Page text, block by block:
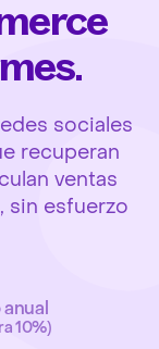
sociales
recuperan
ventas
sin esfuerzo
10%)